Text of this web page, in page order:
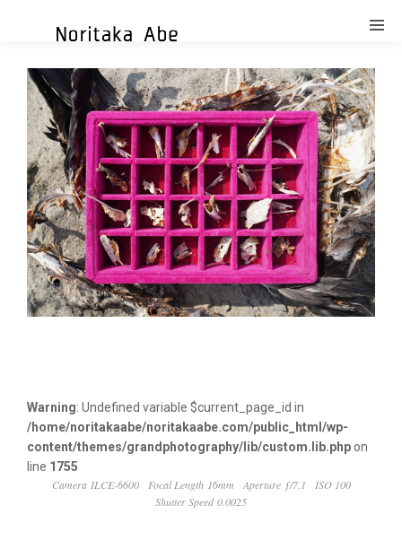
Warning: Undefined variable $current_page_id in
/home/noritakaabe/noritakaabe.com/public_html/wp-
content/themes/grandphotography/lib/custom.lib.phpon
line 1755
Camera ILCE-6600
Focal Length 16mm Aperture ƒ/7.1
ISO 100
Shutter Speed 0.0025